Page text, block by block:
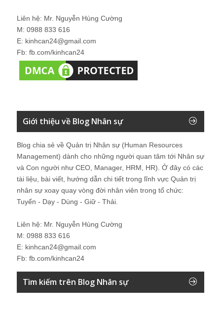
Liên hệ: Mr. Nguyễn Hùng Cường
M: 0988 833 616
E: kinhcan24@gmail.com
Fb: fb.com/kinhcan24
Giới thiệu về Blog Nhân sự
Blog chia sẻ về Quản trị Nhân sự (Human Resources
Management) dành cho những người quan tâm tới Nhân sự
và Con người như CEO, Manager, HRM, HR). Ở đây có các
tài liệu, bài viết, hướng dẫn chi tiết trong lĩnh vực Quản trị
nhân sự xoay quay vòng đời nhân viên trong tổ chức:
Tuyển - Dạy - Dùng - Giữ - Thải.
Liên hệ: Mr. Nguyễn Hùng Cường
M: 0988 833 616
E: kinhcan24@gmail.com
Fb: fb.com/kinhcan24
Tìm kiếm trên Blog Nhân sự